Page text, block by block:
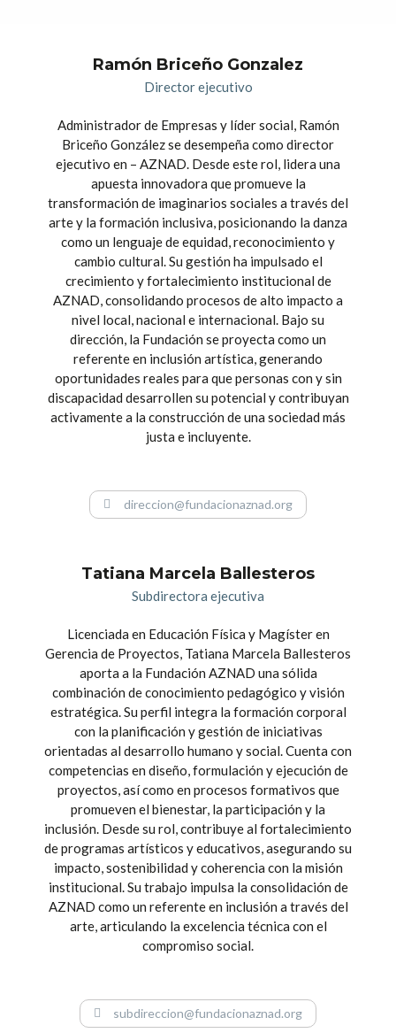
Ramón Briceño Gonzalez
Director ejecutivo
Administrador de Empresas y líder social, Ramón
Briceño González se desempeña como director
ejecutivo en – AZNAD. Desde este rol, lidera una
apuesta innovadora que promueve la
transformación de imaginarios sociales a través del
arte y la formación inclusiva, posicionando la danza
como un lenguaje de equidad, reconocimiento y
cambio cultural. Su gestión ha impulsado el
crecimiento y fortalecimiento institucional de
AZNAD, consolidando procesos de alto impacto a
nivel local, nacional e internacional. Bajo su
dirección, la Fundación se proyecta como un
referente en inclusión artística, generando
oportunidades reales para que personas con y sin
discapacidad desarrollen su potencial y contribuyan
activamente a la construcción de una sociedad más
justa e incluyente.
direccion@fundacionaznad.org
Tatiana Marcela Ballesteros
Subdirectora ejecutiva
Licenciada en Educación Física y Magíster en
Gerencia de Proyectos, Tatiana Marcela Ballesteros
aporta a la Fundación AZNAD una sólida
combinación de conocimiento pedagógico y visión
estratégica. Su perfil integra la formación corporal
con la planificación y gestión de iniciativas
orientadas al desarrollo humano y social. Cuenta con
competencias en diseño, formulación y ejecución de
proyectos, así como en procesos formativos que
promueven el bienestar, la participación y la
inclusión. Desde su rol, contribuye al fortalecimiento
de programas artísticos y educativos, asegurando su
impacto, sostenibilidad y coherencia con la misión
institucional. Su trabajo impulsa la consolidación de
AZNAD como un referente en inclusión a través del
arte, articulando la excelencia técnica con el
compromiso social.
subdireccion@fundacionaznad.org